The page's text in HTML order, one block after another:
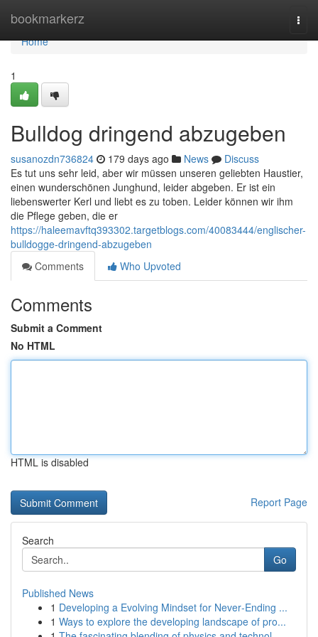
bookmarkerz
Home
Home
1
Bulldog dringend abzugeben
susanozdn736824 179 days ago News
Discuss
Es tut uns sehr leid, aber wir müssen unseren geliebten Haustier,
einen wunderschönen Junghund, leider abgeben. Er ist ein
liebenswerter Kerl und liebt es zu toben. Leider können wir ihm
die Pflege geben, die er
https://haleemavftq393302.targetblogs.com/40083444/englischer-
bulldogge-dringend-abzugeben
Comments
Who Upvoted
Comments
Submit a Comment
No HTML
HTML is disabled
Report Page
Search
Go
Published News
1 Developing a Evolving Mindset for Never‑Ending ...
1 Ways to explore the developing landscape of pro...